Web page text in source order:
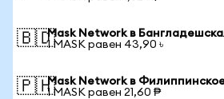
🇧🇩Mask Network в
1 MASK равен 43,90 ৳
🇵🇭Mask Network в
1 MASK равен 21,60 ₱